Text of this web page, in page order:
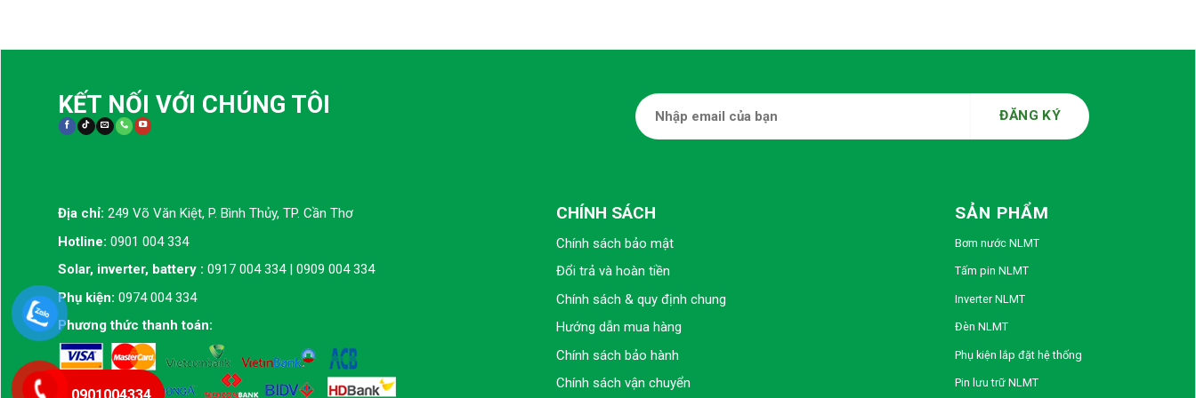
KẾT NỐI VỚI CHÚNG TÔI
Địa chỉ: 249 Võ Văn Kiệt, P. Bình Thủy, TP. Cần Thơ
Hotline: 0901 004 334
Solar, inverter, battery : 0917 004 334 | 0909 004 334
Phụ kiện: 0974 004 334
Phương thức thanh toán:
CHÍNH SÁCH
Chính sách bảo mật
Đổi trả và hoàn tiền
Chính sách & quy định chung
Hướng dẫn mua hàng
Chính sách bảo hành
Chính sách vận chuyển
SẢN PHẨM
Bơm nước NLMT
Tấm pin NLMT
Inverter NLMT
Đèn NLMT
Phụ kiện lắp đặt hệ thống
Pin lưu trữ NLMT
0901004334